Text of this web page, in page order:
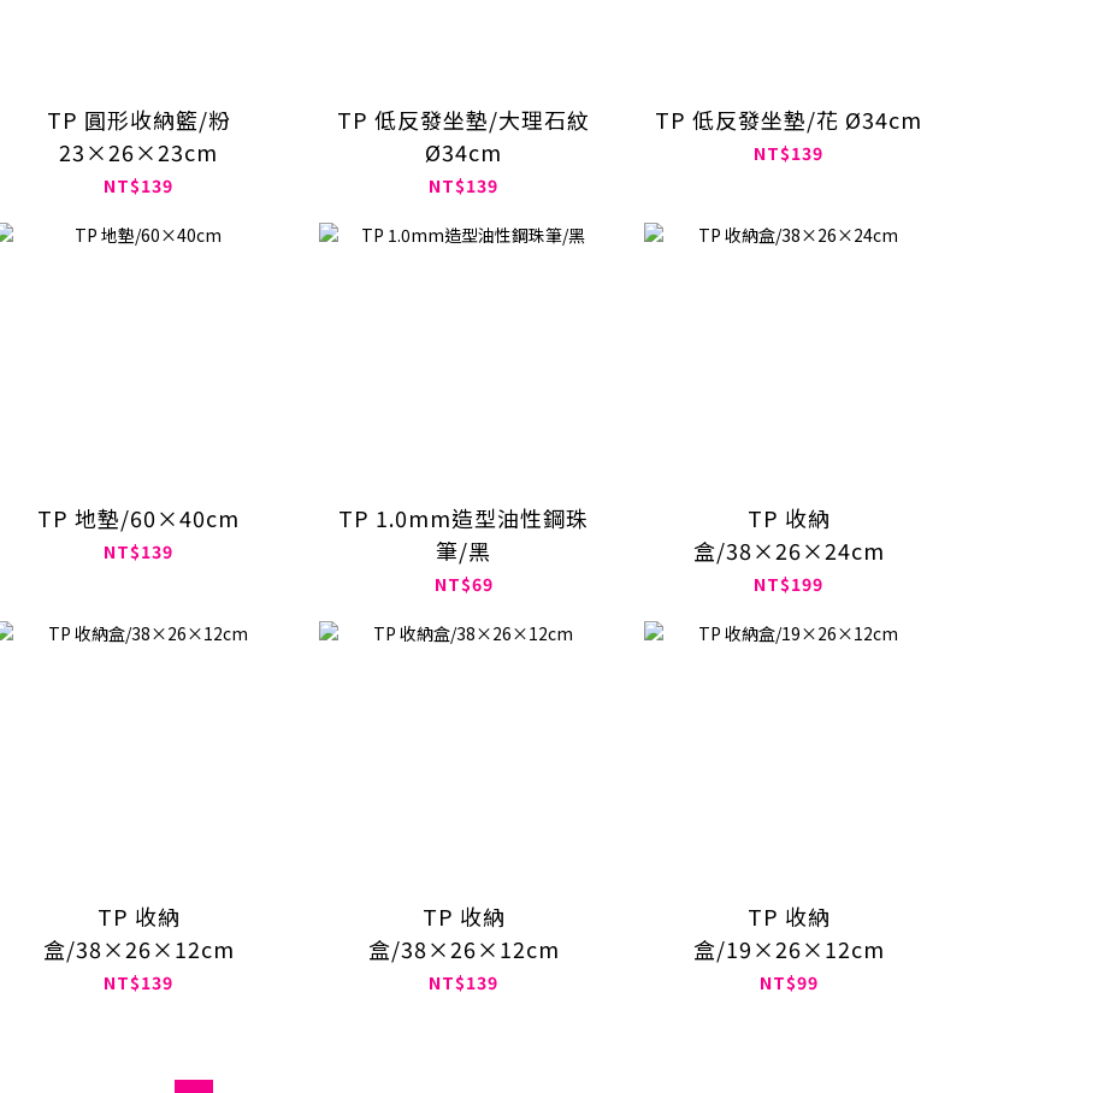
TP 圓形收納籃/粉
23×26×23cm
NT$139
TP 低反發坐墊/大理石紋
Ø34cm
NT$139
TP 低反發坐墊/花 Ø34cm
NT$139
TP 地墊/60×40cm
NT$139
TP 1.0mm造型油性鋼珠
筆/黑
NT$69
TP 收納
盒/38×26×24cm
NT$199
TP 收納
盒/38×26×12cm
NT$139
TP 收納
盒/38×26×12cm
NT$139
TP 收納
盒/19×26×12cm
NT$99